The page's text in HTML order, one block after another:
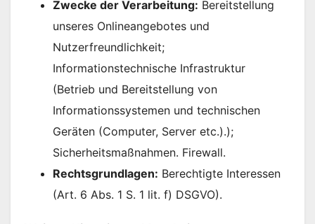
Zwecke der Verarbeitung: Bereitstellung
unseres Onlineangebotes und
Nutzerfreundlichkeit;
Informationstechnische Infrastruktur
(Betrieb und Bereitstellung von
Informationssystemen und technischen
Geräten (Computer, Server etc.).);
Sicherheitsmaßnahmen. Firewall.
Rechtsgrundlagen: Berechtigte Interessen
(Art. 6 Abs. 1 S. 1 lit. f) DSGVO).